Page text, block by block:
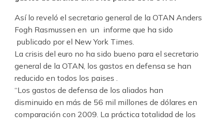
Así lo reveló el secretario general de la OTAN Anders
Fogh Rasmussen en un informe que ha sido
publicado por el New York Times.
La crisis del euro no ha sido bueno para el secretario
general de la OTAN, los gastos en defensa se han
reducido en todos los paises .
“Los gastos de defensa de los aliados han
disminuido en más de 56 mil millones de dólares en
comparación con 2009. La práctica totalidad de los